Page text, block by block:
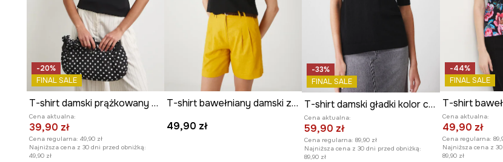
-20%
FINAL SALE
T-shirt damski prążkowany z modalem kolor czarny
Cena aktualna:
39,90 zł
Cena regularna: 49,90 zł
Najniższa cena z 30 dni przed obniżką:
49,90 zł
T-shirt bawełniany damski z elastanem gładki
49,90 zł
-33%
FINAL SALE
T-shirt damski gładki kolor czarny
Cena aktualna:
59,90 zł
Cena regularna: 89,90 zł
Najniższa cena z 30 dni przed obniżką:
89,90 zł
-44%
FINAL SALE
Cena aktualna:
49,90 zł
Cena regularna:
Najniższa cena z
89,90 zł